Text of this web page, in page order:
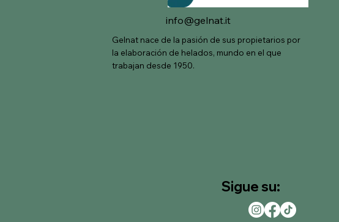
info@gelnat.it
Gelnat nace de la pasión de sus propietarios por
la elaboración de helados, mundo en el que
trabajan desde 1950.
Sigue su: